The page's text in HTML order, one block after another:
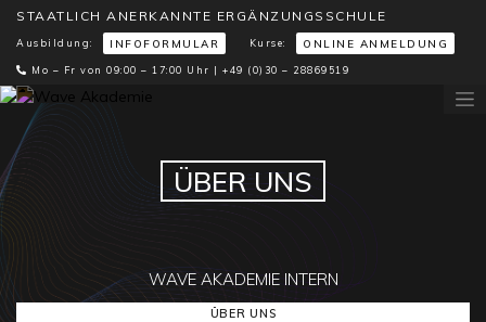
STAATLICH ANERKANNTE ERGÄNZUNGSSCHULE
Ausbildung: INFOFORMULAR Kurse: ONLINE ANMELDUNG
Mo – Fr von 09:00 – 17:00 Uhr | +49 (0)30 – 28869519
ÜBER UNS
WAVE AKADEMIE INTERN
ÜBER UNS